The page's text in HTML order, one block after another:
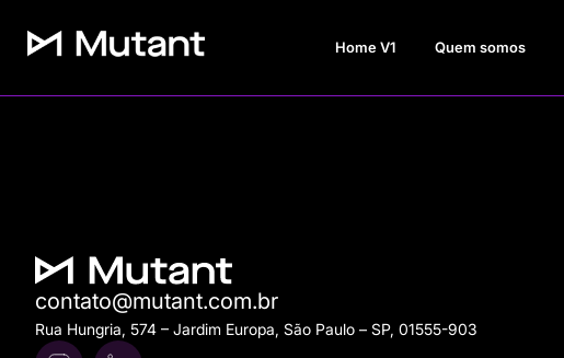
Home V1 Quem somos
contato@mutant.com.br
Rua Hungria, 574 – Jardim Europa, São Paulo – SP, 01555-903